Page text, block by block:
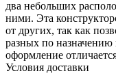
два небольших
ними. Эта
от других, так как
разных по
оформление
Условия доставки